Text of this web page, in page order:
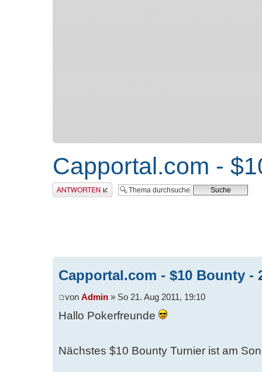
Capportal.com -
Antwort erstellen
Capportal.com - $10 Bounty -
von Admin » So 21. Aug 2011, 19:10
Hallo Pokerfreunde
Nächstes $10 Bounty Turnier ist am